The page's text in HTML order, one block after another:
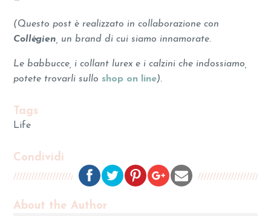
(Questo post è realizzato in collaborazione con
Collégien , un brand di cui siamo innamorate.
Le babbucce, i collant lurex e i calzini che indossiamo,
potete trovarli sullo shop on line).
Tags
Life
Condividi
About the Author